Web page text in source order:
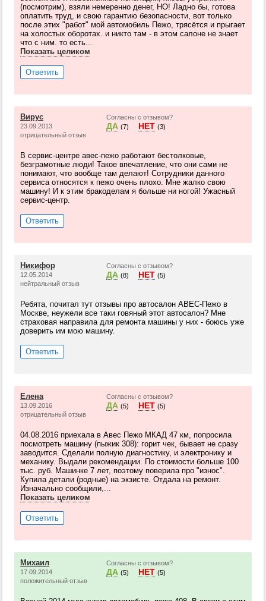
(посмотрим), взяли немеренно денег, НО! Ладно бы, готова
оплатить труд, и свою гарантию безопасности, вот только
после этих "работ" мой автомобиль Пежо, трясётся и прыгает
на холостых оборотах. и никто там - в этом салоне не знает
что с ним. то есть...
Показать целиком
Ответить
Вирус
23.09.2013
отрицательный отзыв
Согласны с отзывом?
ДА (7) НЕТ (3)
В сервис-центре авес-пежо работают бестолковые,
безграмотные люди! Такое впечатление, что они сами не
понимают, что вообще там делают! Сотрудники данного
сервиса относятся к пежо очень плохо. Мне жалко свою
машину! И к этим бракоделам я больше ни ногой! Ужасный
сервис-центр.
Ответить
Никифор
12.05.2014
нейтральный отзыв
Согласны с отзывом?
ДА (8) НЕТ (5)
Ребята, почитал тут отзывы про автосалон АВЕС-Пежо в
Москве, неужели все таки говяный этот автосалон? Мне
страховая направила для ремонта машины у них - боюсь уже
доверить им мою машину.
Ответить
Елена
13.09.2016
отрицательный отзыв
Согласны с отзывом?
ДА (5) НЕТ (5)
04.08.2016 приехала в Авес Пежо МКАД 47 км, попросила
посмотреть машину (пыжик 308): горит чек, бывает не сразу
заводится. Сделали полную диагностику, и электронику и
механику. Выдали рекомендации. По стоимости больше 100
тыс. руб. Машинке 7 лет, поэтому поверила про "износ".
Купила детали (родные) на экзисте. Отдала на ремонт.
Изначально сообщили,...
Показать целиком
Ответить
Михаил
17.09.2014
положительный отзыв
Согласны с отзывом?
ДА (5) НЕТ (5)